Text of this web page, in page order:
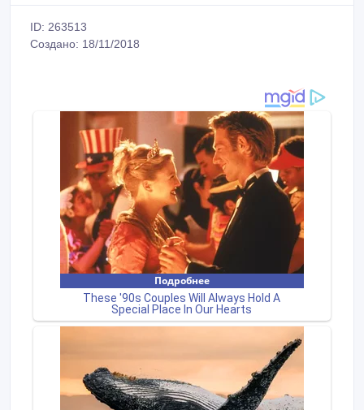
ID: 263513
Создано: 18/11/2018